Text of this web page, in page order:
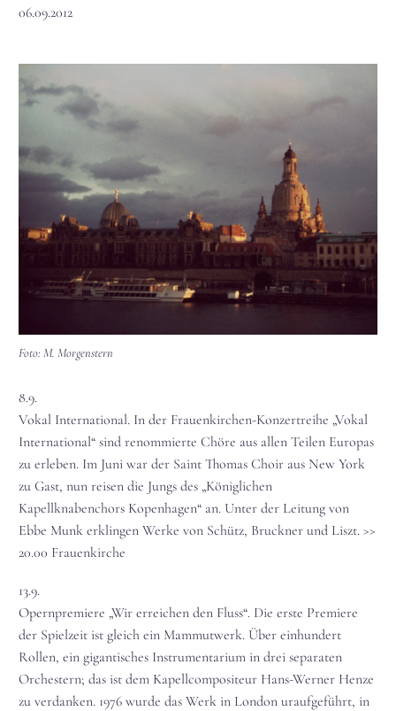
06.09.2012
Foto: M. Morgenstern
8.9.
Vokal International. In der Frauenkirchen-Konzertreihe „Vokal
International“ sind renommierte Chöre aus allen Teilen Europas
zu erleben. Im Juni war der Saint Thomas Choir aus New York
zu Gast, nun reisen die Jungs des „Königlichen
Kapellknabenchors Kopenhagen“ an. Unter der Leitung von
Ebbe Munk erklingen Werke von Schütz, Bruckner und Liszt. >>
20.00 Frauenkirche
13.9.
Opernpremiere „Wir erreichen den Fluss“. Die erste Premiere
der Spielzeit ist gleich ein Mammutwerk. Über einhundert
Rollen, ein gigantisches Instrumentarium in drei separaten
Orchestern; das ist dem Kapellcompositeur Hans-Werner Henze
zu verdanken. 1976 wurde das Werk in London uraufgeführt, in